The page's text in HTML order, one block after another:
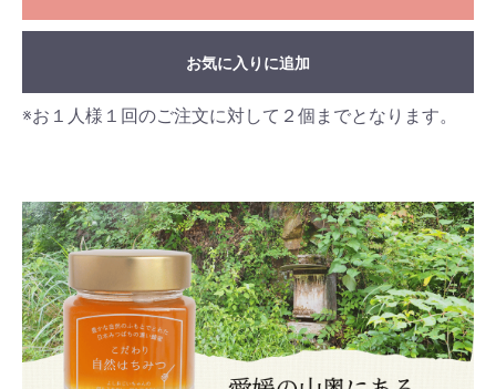
お気に入りに追加
※お１人様１回のご注文に対して２個までとなります。